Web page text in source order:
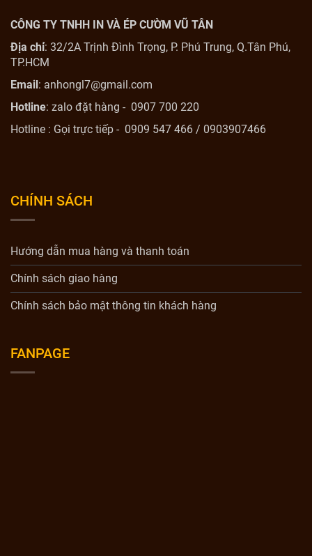
CÔNG TY TNHH IN VÀ ÉP CƯỜM VŨ TÂN
Địa chỉ: 32/2A Trịnh Đình Trọng, P. Phú Trung, Q.Tân Phú,
TP.HCM
Email: anhongl7@gmail.com
Hotline: zalo đặt hàng - 0907 700 220
Hotline : Gọi trực tiếp - 0909 547 466 / 0903907466
CHÍNH SÁCH
Hướng dẫn mua hàng và thanh toán
Chính sách giao hàng
Chính sách bảo mật thông tin khách hàng
FANPAGE